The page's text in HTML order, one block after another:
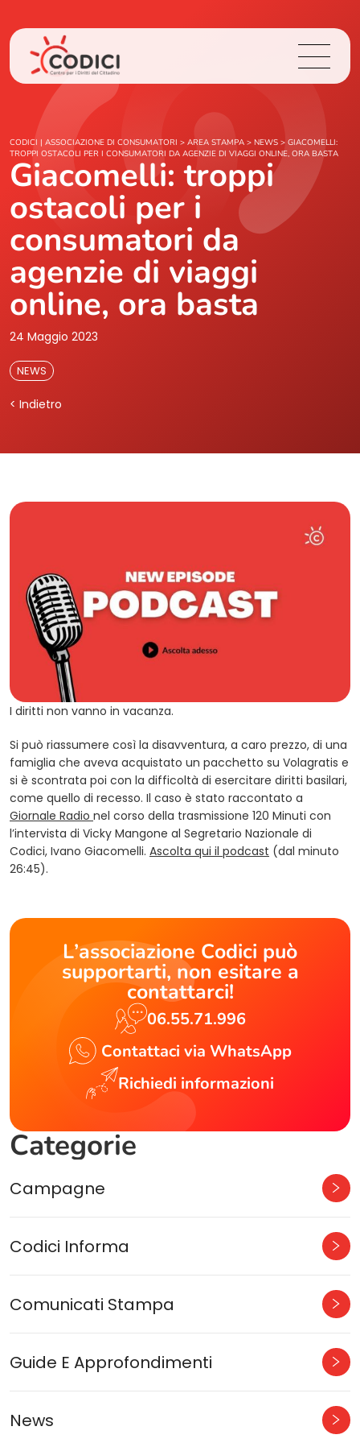
Chi Siamo
Cosa Facciamo
Area Stampa
Contatti
Login
CODICI | ASSOCIAZIONE DI CONSUMATORI > AREA STAMPA > NEWS > GIACOMELLI:
TROPPI OSTACOLI PER I CONSUMATORI DA AGENZIE DI VIAGGI ONLINE, ORA BASTA
Giacomelli: troppi
ostacoli per i
consumatori da
agenzie di viaggi
online, ora basta
24 Maggio 2023
NEWS
< Indietro
I diritti non vanno in vacanza.
Si può riassumere così la disavventura, a caro prezzo, di una
famiglia che aveva acquistato un pacchetto su Volagratis e
si è scontrata poi con la difficoltà di esercitare diritti basilari,
come quello di recesso. Il caso è stato raccontato a
Giornale Radio (opens in a new tab)
nel corso della trasmissione 120 Minuti con
l’intervista di Vicky Mangone al Segretario Nazionale di
Codici, Ivano Giacomelli. Ascolta qui il podcast (opens in a new
(dal minuto
26:45).
L’associazione Codici può
supportarti, non esitare a
contattarci!
06.55.71.996
Contattaci via WhatsApp
Richiedi informazioni
Categorie
Campagne
Codici Informa
Comunicati Stampa
Guide E Approfondimenti
News